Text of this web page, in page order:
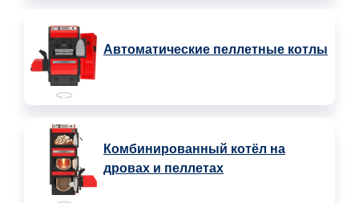
Автоматические пеллетные котлы
Комбинированный котёл на
дровах и пеллетах